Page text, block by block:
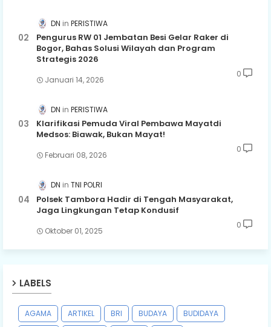
DN PERISTIWA
Pengurus RW 01 Jembatan Besi Gelar Raker di
Bogor, Bahas Solusi Wilayah dan Program
Strategis 2026
Januari 14, 2026
0
DN PERISTIWA
Klarifikasi Pemuda Viral Pembawa Mayatdi
Medsos: Biawak, Bukan Mayat!
Februari 08, 2026
0
DN TNI POLRI
Polsek Tambora Hadir di Tengah Masyarakat,
Jaga Lingkungan Tetap Kondusif
Oktober 01, 2025
0
LABELS
AGAMA ARTIKEL BRI BUDAYA
BUDIDAYA